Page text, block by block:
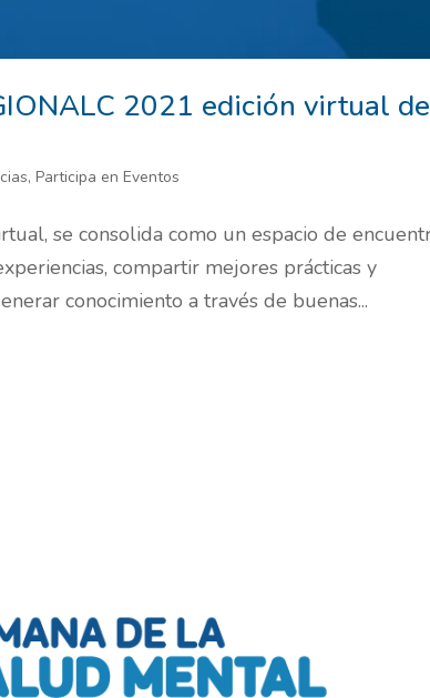
2021 edición virtual
,Participa en Eventos
se consolida como un espacio de
compartir mejores prácticas y
conocimiento a través de buenas...